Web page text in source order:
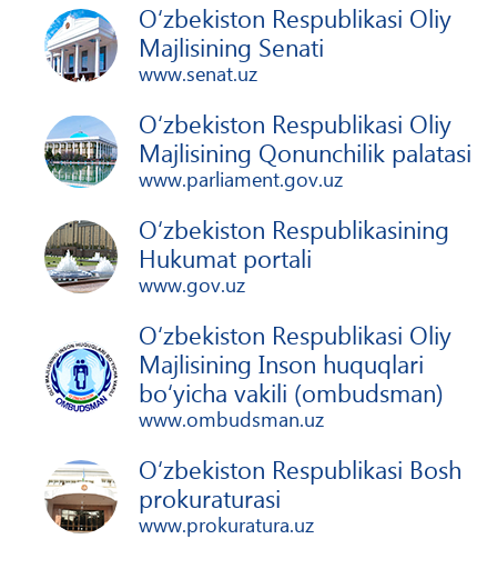
O‘zbekiston Respublikasi Oliy
Majlisining Senati
www.senat.uz
O‘zbekiston Respublikasi Oliy
Majlisining Qonunchilik palatasi
www.parliament.gov.uz
O‘zbekiston Respublikasining
Hukumat portali
www.gov.uz
O‘zbekiston Respublikasi Oliy
Majlisining Inson huquqlari
bo‘yicha vakili (ombudsman)
www.ombudsman.uz
O‘zbekiston Respublikasi Bosh
prokuraturasi
www.prokuratura.uz